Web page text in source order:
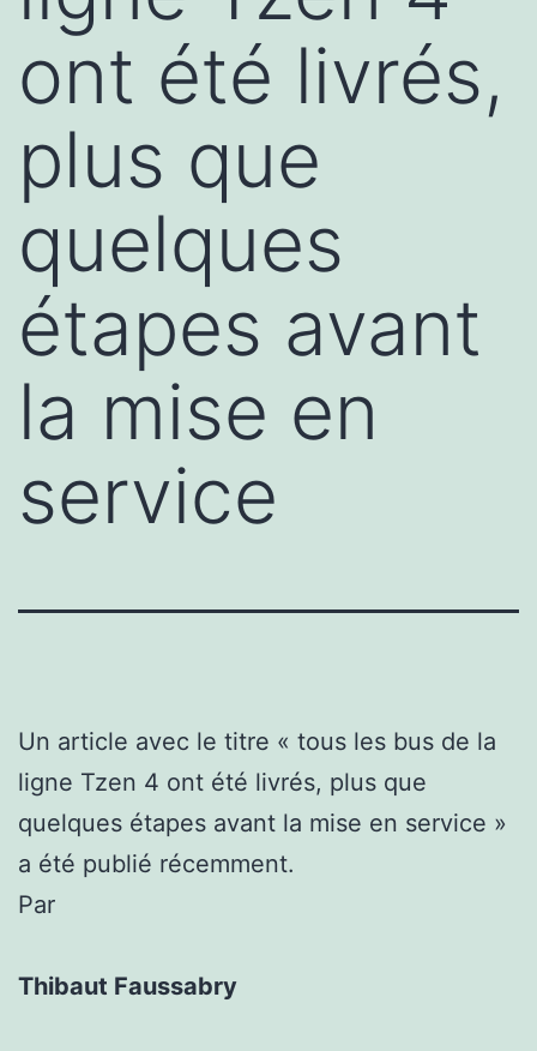
ont été livrés,
plus que
quelques
étapes avant
la mise en
service
Un article avec le titre « tous les bus de la
ligne Tzen 4 ont été livrés, plus que
quelques étapes avant la mise en service »
a été publié récemment.
Par
Thibaut Faussabry